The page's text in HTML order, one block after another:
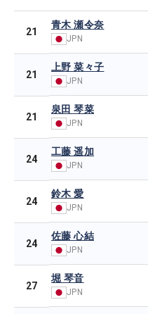
21
青木 瀬令奈
JPN
21
上野 菜々子
JPN
21
泉田 琴菜
JPN
24
工藤 遥加
JPN
24
鈴木 愛
JPN
24
佐藤 心結
JPN
27
堀 琴音
JPN